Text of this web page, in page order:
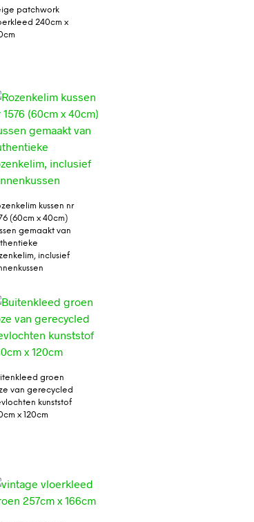
patchwork
240cm x
kussen nr
(60cm x 40cm)
gemaakt van
inclusief
groen
van gerecycled
kunststof
x 120cm